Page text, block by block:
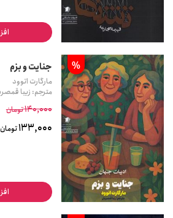
% جنایت و بزم
مارگارت اتوود
مترجم: زیبا
140,000تومان
133,000تومان